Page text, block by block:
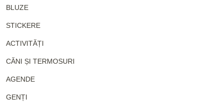
BLUZE
STICKERE
ACTIVITĂȚI
CĂNI ȘI TERMOSURI
AGENDE
GENȚI